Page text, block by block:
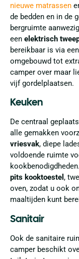
nieuwe matrassen
de bedden en in de
bergruimte
een elektrisch
bereikbaar is via
omgebouwd tot
camper over maar
vijf gordelplaatsen.
Keuken
De centraal
alle gemakken
vriesvak, diepe
voldoende ruimte
pits kooktoestel ,
oven, zodat u ook
maaltijden kunt
Sanitair
Ook de sanitaire
camper beschikt